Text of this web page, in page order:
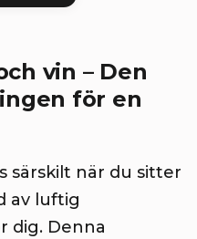
vin – Den
för en
särskilt när du sitter
av luftig
dig. Denna